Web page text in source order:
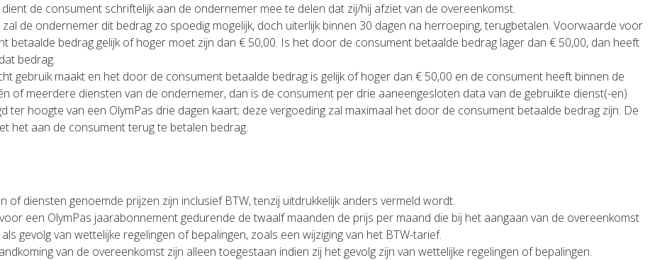
de consument schriftelijk aan de ondernemer mee te delen dat zij/hij afziet van de overeenkomst.
de ondernemer dit bedrag zo spoedig mogelijk, doch uiterlijk binnen 30 dagen na herroeping, terugbetalen. Voorwaarde voor
betaalde bedrag gelijk of hoger moet zijn dan € 50,00. Is het door de consument betaalde bedrag lager dan € 50,00, dan heeft
bedrag.
gebruik maakt en het door de consument betaalde bedrag is gelijk of hoger dan € 50,00 en de consument heeft binnen de
of meerdere diensten van de ondernemer, dan is de consument per drie aaneengesloten data van de gebruikte dienst(-en)
ter hoogte van een OlymPas drie dagen kaart; deze vergoeding zal maximaal het door de consument betaalde bedrag zijn. De
het aan de consument terug te betalen bedrag.
diensten genoemde prijzen zijn inclusief BTW, tenzij uitdrukkelijk anders vermeld wordt.
een OlymPas jaarabonnement gedurende de twaalf maanden de prijs per maand die bij het aangaan van de overeenkomst
gevolg van wettelijke regelingen of bepalingen, zoals een wijziging van het BTW-tarief.
van de overeenkomst zijn alleen toegestaan indien zij het gevolg zijn van wettelijke regelingen of bepalingen.